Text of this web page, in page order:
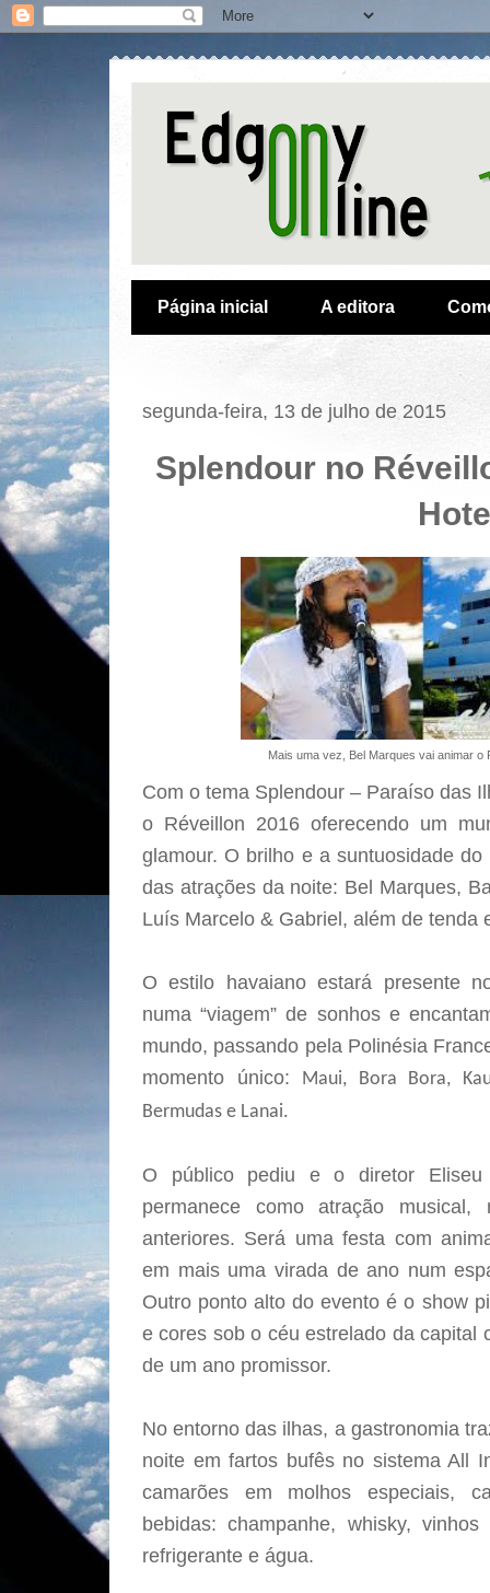
Página inicial A editora
segunda-feira, 13 de julho de 2015
Splendour no
Mais uma vez, Bel Marques vai animar o
Com o tema Splendour – Paraíso das
o Réveillon 2016 oferecendo um
glamour. O brilho e a suntuosidade
das atrações da noite: Bel Marques,
Luís Marcelo & Gabriel, além de tenda
O estilo havaiano estará presente
numa “viagem” de sonhos e
mundo, passando pela Polinésia
momento único: Maui, Bora Bora,
Bermudas e Lanai.
O público pediu e o diretor Eliseu
permanece como atração
anteriores. Será uma festa com
em mais uma virada de ano num
Outro ponto alto do evento é o show
e cores sob o céu estrelado da capital
de um ano promissor.
No entorno das ilhas, a gastronomia
noite em fartos bufês no sistema All
camarões em molhos especiais,
bebidas: champanhe, whisky,
refrigerante e água.